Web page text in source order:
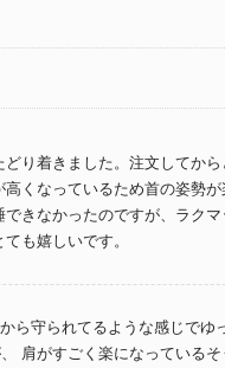
り着きました。注文してか
くなっているため首の姿勢
きなかったのですが、ラク
も嬉しいです。
ら守られてるような感じでゆ
肩がすごく楽になっている